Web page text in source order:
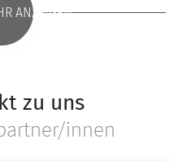
ANZEIGEN
zu uns
innen